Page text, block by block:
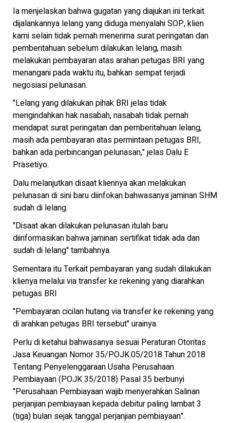
Ia menjelaskan bahwa gugatan yang diajukan ini terkait
dijalankannya lelang yang diduga menyalahi SOP, klien
kami selain tidak pernah menerima surat peringatan dan
pemberitahuan sebelum dilakukan lelang, masih
melakukan pembayaran atas arahan petugas BRI yang
menangani pada waktu itu, bahkan sempat terjadi
negosiasi pelunasan.
"Lelang yang dilakukan pihak BRI jelas tidak
mengindahkan hak nasabah, nasabah tidak pernah
mendapat surat peringatan dan pemberitahuan lelang,
masih ada pembayaran atas permintaan petugas BRI,
bahkan ada perbincangan pelunasan," jelas Dalu E
Prasetiyo.
Dalu melanjutkan disaat kliennya akan melakukan
pelunasan di sini baru diinfokan bahwasanya jaminan SHM
sudah di lelang.
"Disaat akan dilakukan pelunasan itulah baru
diinformasikan bahwa jaminan sertifikat tidak ada dan
sudah di lelang" tambahnya.
Sementara itu Terkait pembayaran yang sudah dilakukan
klienya melalui via transfer ke rekening yang diarahkan
petugas BRI
"Pembayaran cicilan hutang via transfer ke rekening yang
di arahkan petugas BRI tersebut" urainya.
Perlu di ketahui bahwasanya sesuai Peraturan Otoritas
Jasa Keuangan Nomor 35/POJK.05/2018 Tahun 2018
Tentang Penyelenggaraan Usaha Perusahaan
Pembiayaan (POJK 35/2018) Pasal 35 berbunyi
"Perusahaan Pembiayaan wajib menyerahkan Salinan
perjanjian pembiayaan kepada debitur paling lambat 3
(tiga) bulan sejak tanggal perjanjian pembiayaan".